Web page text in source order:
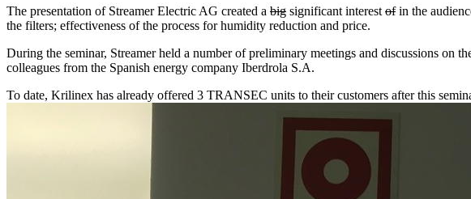
The presentation of Streamer Electric AG created a big significant interest ofin the
the filters; effectiveness of the process for humidity reduction and price.
During the seminar, Streamer held a number of preliminary meetings and discussions on
colleagues from the Spanish energy company Iberdrola S.A.
To date, Krilinex has already offered 3 TRANSEC units to their customers after this